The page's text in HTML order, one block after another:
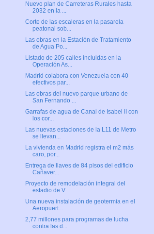
Nuevo plan de Carreteras Rurales hasta
2032 en la ...
Corte de las escaleras en la pasarela
peatonal sob...
Las obras en la Estación de Tratamiento
de Agua Po...
Listado de 205 calles incluidas en la
Operación As...
Madrid colabora con Venezuela con 40
efectivos par...
Las obras del nuevo parque urbano de
San Fernando ...
Garrafas de agua de Canal de Isabel II con
los cor...
Las nuevas estaciones de la L11 de Metro
se llevan...
La vivienda en Madrid registra el m2 más
caro, por...
Entrega de llaves de 84 pisos del edificio
Cañaver...
Proyecto de remodelación integral del
estadio de V...
Una nueva instalación de geotermia en el
Aeropuert...
2,77 millones para programas de lucha
contra las d...